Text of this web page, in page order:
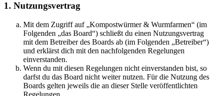
1. Nutzungsvertrag
Mit dem Zugriff auf „Kompostwürmer & Wurmfarmen“ (im
Folgenden „das Board“) schließt du einen Nutzungsvertrag
mit dem Betreiber des Boards ab (im Folgenden „Betreiber“)
und erklärst dich mit den nachfolgenden Regelungen
einverstanden.
Wenn du mit diesen Regelungen nicht einverstanden bist, so
darfst du das Board nicht weiter nutzen. Für die Nutzung des
Boards gelten jeweils die an dieser Stelle veröffentlichten
Regelungen.